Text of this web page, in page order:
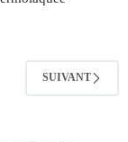
SUIVANT